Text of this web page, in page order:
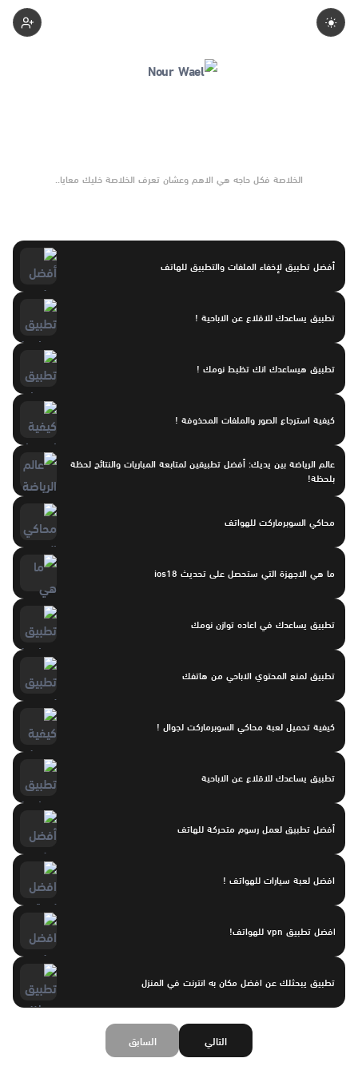
الخلاصة فكل حاجه هي الاهم وعشان تعرف الخلاصة خليك معايا..
أفضل تطبيق لإخفاء الملفات والتطبيق للهاتف
تطبيق يساعدك للاقلاع عن الاباحية !
تطبيق هيساعدك انك تظبط نومك !
كيفية استرجاع الصور والملفات المحذوفة !
عالم الرياضة بين يديك: أفضل تطبيقين لمتابعة المباريات والنتائج لحظة
بلحظة!
محاكي السوبرماركت للهواتف
ما هي الاجهزة التي ستحصل على تحديث ios18
تطبيق يساعدك في اعاده توازن نومك
تطبيق لمنع المحتوي الاباحي من هاتفك
كيفية تحميل لعبة محاكي السوبرماركت لجوال !
تطبيق يساعدك للاقلاع عن الاباحية
أفضل تطبيق لعمل رسوم متحركة للهاتف
افضل لعبة سيارات للهواتف !
افضل تطبيق vpn للهواتف!
تطبيق يبحثلك عن افضل مكان به انترنت في المنزل
السابق التالي